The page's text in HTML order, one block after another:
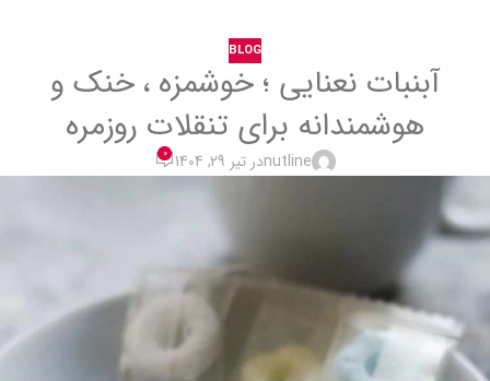
BLOG
آبنبات نعنایی ؛ خوشمزه ، خنک و
هوشمندانه برای تنقلات روزمره
nutlineدر تیر 29, 1404 0